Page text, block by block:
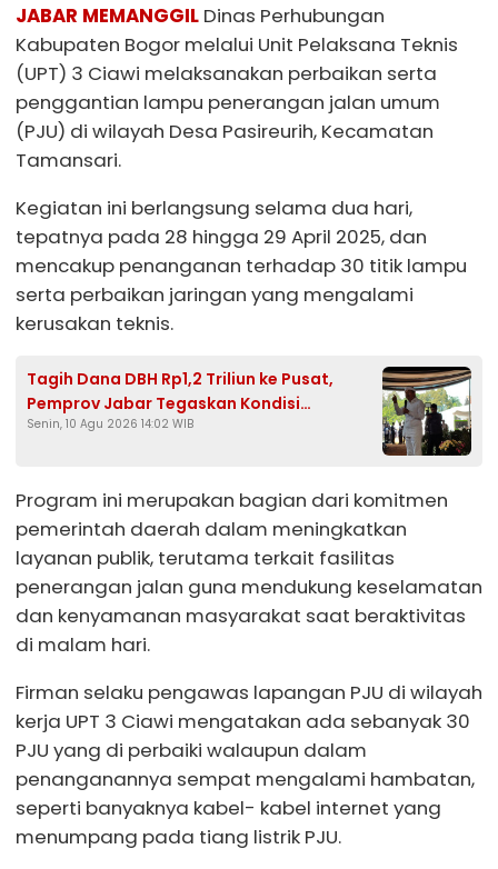
JABAR MEMANGGIL Dinas Perhubungan
Kabupaten Bogor melalui Unit Pelaksana Teknis
(UPT) 3 Ciawi melaksanakan perbaikan serta
penggantian lampu penerangan jalan umum
(PJU) di wilayah Desa Pasireurih, Kecamatan
Tamansari.
Kegiatan ini berlangsung selama dua hari,
tepatnya pada 28 hingga 29 April 2025, dan
mencakup penanganan terhadap 30 titik lampu
serta perbaikan jaringan yang mengalami
kerusakan teknis.
Tagih Dana DBH Rp1,2 Triliun ke Pusat,
Pemprov Jabar Tegaskan Kondisi
Keuangan Aman
Senin, 10 Agu 2026 14:02 WIB
Program ini merupakan bagian dari komitmen
pemerintah daerah dalam meningkatkan
layanan publik, terutama terkait fasilitas
penerangan jalan guna mendukung keselamatan
dan kenyamanan masyarakat saat beraktivitas
di malam hari.
Firman selaku pengawas lapangan PJU di wilayah
kerja UPT 3 Ciawi mengatakan ada sebanyak 30
PJU yang di perbaiki walaupun dalam
penanganannya sempat mengalami hambatan,
seperti banyaknya kabel- kabel internet yang
menumpang pada tiang listrik PJU.